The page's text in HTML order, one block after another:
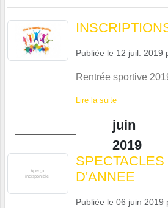
Publiée le 12 juil. 2019
Rentrée sportive
Lire la suite
juin
2019
SPECTACLES
D'ANNEE
Publiée le 06 juin 2019